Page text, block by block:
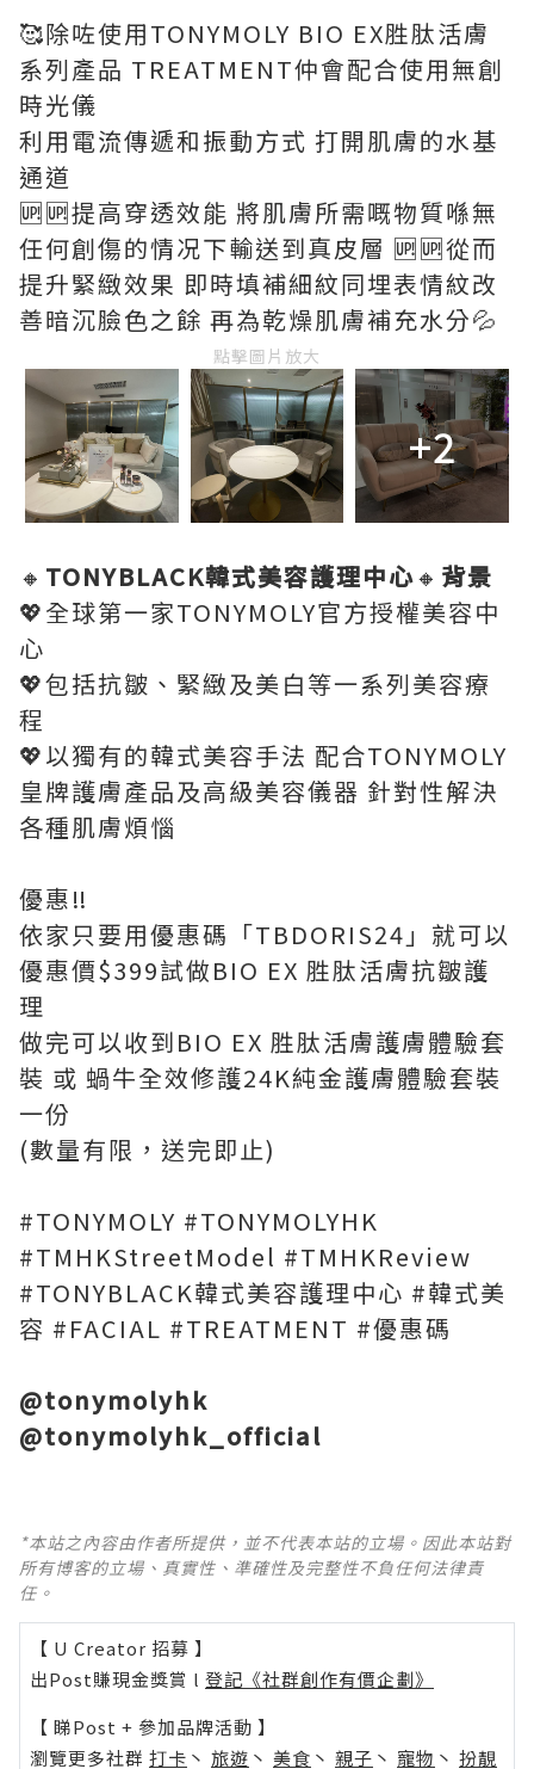
🥰除咗使用TONYMOLY BIO EX胜肽活膚
系列產品 TREATMENT仲會配合使用無創
時光儀
利用電流傳遞和振動方式 打開肌膚的水基
通道
🆙🆙提高穿透效能 將肌膚所需嘅物質喺無
任何創傷的情况下輸送到真皮層 🆙🆙從而
提升緊緻效果 即時填補細紋同埋表情紋改
善暗沉臉色之餘 再為乾燥肌膚補充水分💦
點擊圖片放大
+2
🔸 TONYBLACK韓式美容護理中心🔸 背景
💖全球第一家TONYMOLY官方授權美容中
心
💖包括抗皺、緊緻及美白等一系列美容療
程
💖以獨有的韓式美容手法 配合TONYMOLY
皇牌護膚產品及高級美容儀器 針對性解決
各種肌膚煩惱
優惠‼️
依家只要用優惠碼「TBDORIS24」就可以
優惠價$399試做BIO EX 胜肽活膚抗皺護
理
做完可以收到BIO EX 胜肽活膚護膚體驗套
裝 或 蝸牛全效修護24K純金護膚體驗套裝
一份
(數量有限，送完即止)
#TONYMOLY #TONYMOLYHK
#TMHKStreetModel #TMHKReview
#TONYBLACK韓式美容護理中心 #韓式美
容 #FACIAL #TREATMENT #優惠碼
@tonymolyhk
@tonymolyhk_official
*本站之內容由作者所提供，並不代表本站的立場。因此本站對
所有博客的立場、真實性、準確性及完整性不負任何法律責
任。
【 U Creator 招募 】
出Post賺現金獎賞 l 登記《社群創作有價企劃》
【 睇Post + 參加品牌活動 】
瀏覽更多社群 打卡 丶 旅遊 丶 美食 丶 親子 丶 寵物 丶 扮靚